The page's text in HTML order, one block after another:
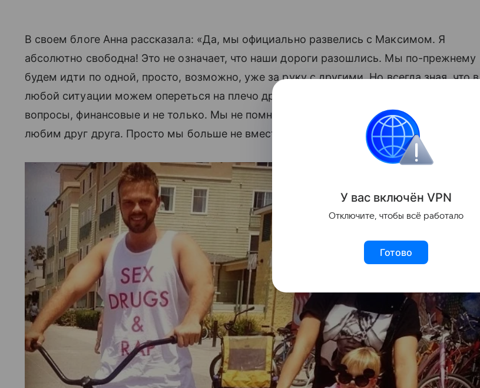
В своем блоге Анна рассказала: «Да, мы официально развелись с Максимом. Я
абсолютно свободна! Это не означает, что наши дороги разошлись. Мы по-прежнему
будем идти по одной, просто, возможно, уже за руку с другими. Но всегда зная, что в
любой ситуации можем опереться на плечо друг друга. Мы решили все наши
вопросы, финансовые и не только. Мы не помним ни обид, ни сожалений, и все так же
любим друг друга. Просто мы больше не вместе…»
У вас включён VPN
Отключите, чтобы всё работало
Готово